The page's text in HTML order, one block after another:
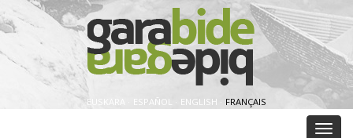
EUSKARA ESPAÑOL · ENGLISH · FRANÇAIS